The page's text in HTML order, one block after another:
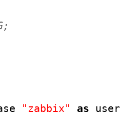
"zabbix" as user